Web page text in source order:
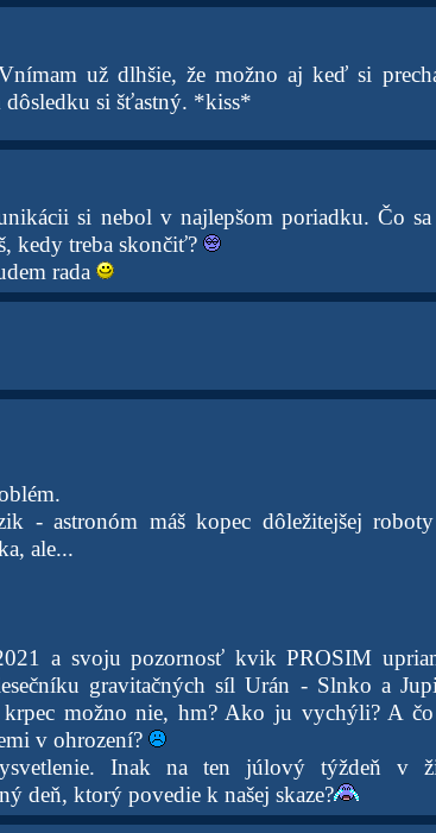
už dlhšie, že možno aj keď si
si šťastný. *kiss*
si nebol v najlepšom poriadku. Čo
kedy treba skončiť?
rada
- astronóm máš kopec dôležitejšej
ale...
a svoju pozornosť kvik PROSIM
gravitačných síl Urán - Slnko a
možno nie, hm? Ako ju vychýli? A
v ohrození?
Inak na ten júlový týždeň v
deň, ktorý povedie k našej skaze?